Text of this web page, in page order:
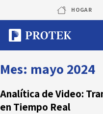
content
HOGAR
Mes: mayo 2024
Analítica de Video:
en Tiempo Real